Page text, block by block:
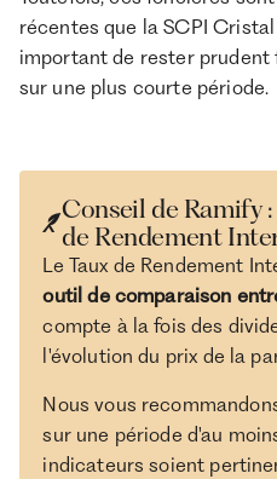
récentes que la SCPI
important de rester prudent
sur une plus courte période.
Conseil de Ramify
de Rendement
Le Taux de Rendement
outil de comparaison
compte à la fois des
l'évolution du prix de la
Nous vous
sur une période d'au
indicateurs soient